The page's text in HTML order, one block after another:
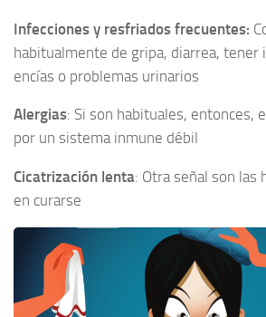
Infecciones y resfriados frecuentes:
habitualmente de gripa, diarrea, tener
encías o problemas urinarios
Alergias: Si son habituales, entonces,
por un sistema inmune débil
Cicatrización lenta: Otra señal son las
en curarse